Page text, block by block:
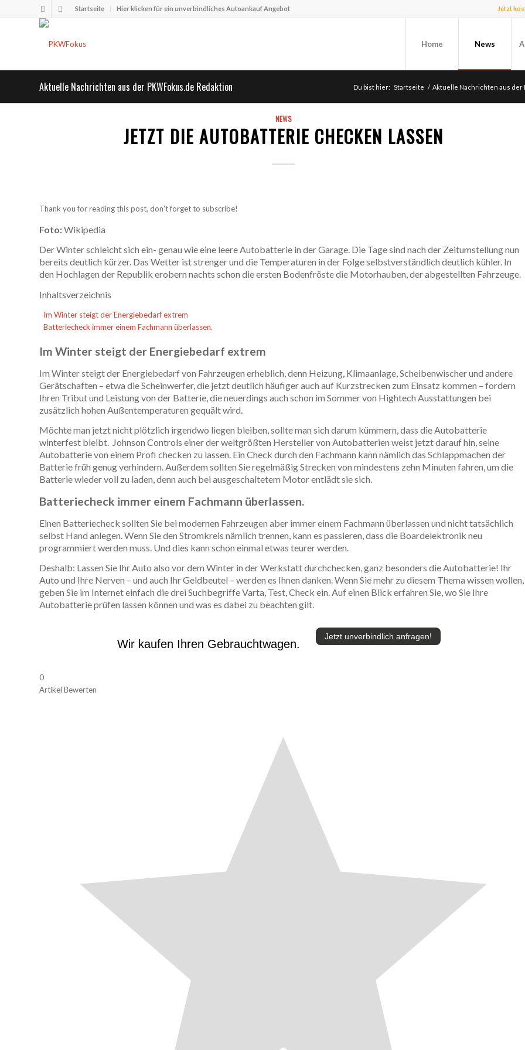
Startseite Hier klicken für ein unverbindliches Autoankauf Angebot Jetzt
Home News
Aktuelle Nachrichten aus der PKWFokus.de Redaktion Du bist hier: Startseite / Aktuelle Nachrichten aus der
NEWS
JETZT DIE AUTOBATTERIE CHECKEN LASSEN
Thank you for reading this post, don't forget to subscribe!
Foto:Wikipedia
Der Winter schleicht sich ein- genau wie eine leere Autobatterie in der Garage. Die Tage sind nach der Zeitumstellung nun
bereits deutlich kürzer. Das Wetter ist strenger und die Temperaturen in der Folge selbstverständlich deutlich kühler. In
den Hochlagen der Republik erobern nachts schon die ersten Bodenfröste die Motorhauben, der abgestellten Fahrzeuge.
Inhaltsverzeichnis
Im Winter steigt der Energiebedarf extrem
Batteriecheck immer einem Fachmann überlassen.
Im Winter steigt der Energiebedarf extrem
Im Winter steigt der Energiebedarf von Fahrzeugen erheblich, denn Heizung, Klimaanlage, Scheibenwischer und andere
Gerätschaften – etwa die Scheinwerfer, die jetzt deutlich häufiger auch auf Kurzstrecken zum Einsatz kommen – fordern
Ihren Tribut und Leistung von der Batterie, die neuerdings auch schon im Sommer von Hightech Ausstattungen bei
zusätzlich hohen Außentemperaturen gequält wird.
Möchte man jetzt nicht plötzlich irgendwo liegen bleiben, sollte man sich darum kümmern, dass die Autobatterie
winterfest bleibt. Johnson Controls einer der weltgrößten Hersteller von Autobatterien weist jetzt darauf hin, seine
Autobatterie von einem Profi checken zu lassen. Ein Check durch den Fachmann kann nämlich das Schlappmachen der
Batterie früh genug verhindern. Außerdem sollten Sie regelmäßig Strecken von mindestens zehn Minuten fahren, um die
Batterie wieder voll zu laden, denn auch bei ausgeschaltetem Motor entlädt sie sich.
Batteriecheck immer einem Fachmann überlassen.
Einen Batteriecheck sollten Sie bei modernen Fahrzeugen aber immer einem Fachmann überlassen und nicht tatsächlich
selbst Hand anlegen. Wenn Sie den Stromkreis nämlich trennen, kann es passieren, dass die Boardelektronik neu
programmiert werden muss. Und dies kann schon einmal etwas teurer werden.
Deshalb: Lassen Sie Ihr Auto also vor dem Winter in der Werkstatt durchchecken, ganz besonders die Autobatterie! Ihr
Auto und Ihre Nerven – und auch Ihr Geldbeutel – werden es Ihnen danken. Wenn Sie mehr zu diesem Thema wissen wollen,
geben Sie im Internet einfach die drei Suchbegriffe Varta, Test, Check ein. Auf einen Blick erfahren Sie, wo Sie Ihre
Autobatterie prüfen lassen können und was es dabei zu beachten gilt.
Wir kaufen Ihren Gebrauchtwagen.
Jetzt unverbindlich anfragen!
0
Artikel Bewerten